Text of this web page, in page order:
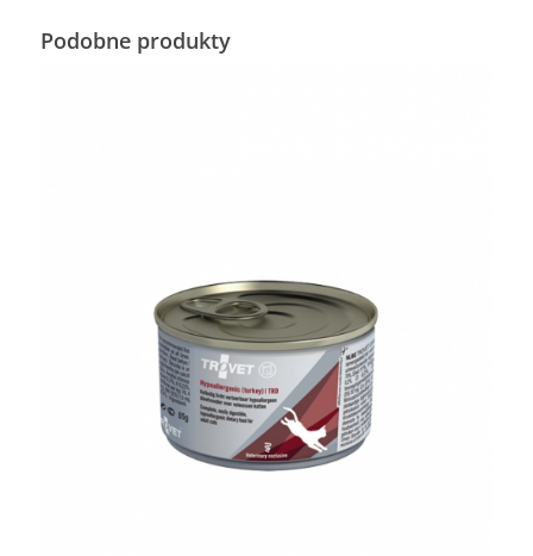
Podobne produkty